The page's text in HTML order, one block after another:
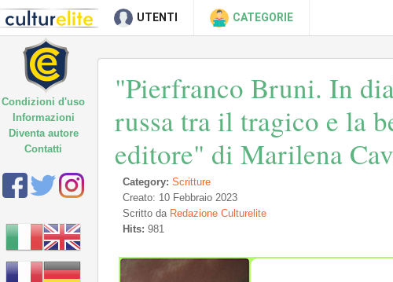
UTENTI CATEGORIE
"Pierfranco Bruni. In
russa tra il tragico e la
editore" di Marilena
Category: Scritture
Creato: 10 Febbraio 2023
Scritto da Redazione Culturelite
Hits: 981
Condizioni d'uso
Informazioni
Diventa autore
Contatti